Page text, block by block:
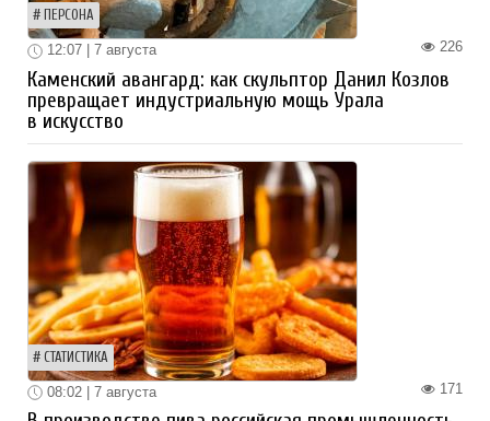
ПЕРСОНА
226
12:07 | 7 августа
Каменский авангард: как скульптор Данил Козлов
превращает индустриальную мощь Урала
в искусство
СТАТИСТИКА
171
08:02 | 7 августа